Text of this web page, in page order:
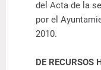
del Acta de la
por el
2010.
DE RECURSOS